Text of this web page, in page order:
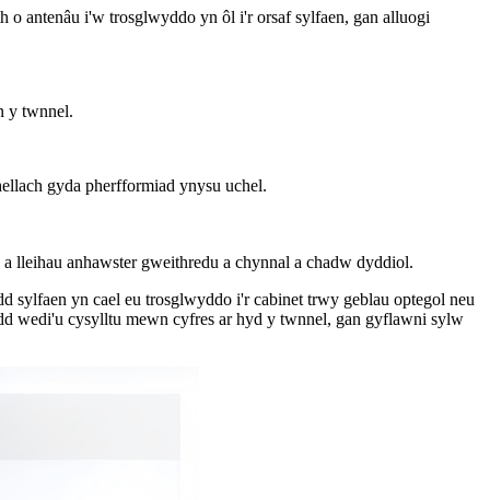
o antenâu i'w trosglwyddo yn ôl i'r orsaf sylfaen, gan alluogi
y twnnel.
gyda pherfformiad ynysu uchel.
lleihau anhawster gweithredu a chynnal a chadw dyddiol.
sylfaen yn cael eu trosglwyddo i'r cabinet trwy geblau optegol neu
wedi'u cysylltu mewn cyfres ar hyd y twnnel, gan gyflawni sylw